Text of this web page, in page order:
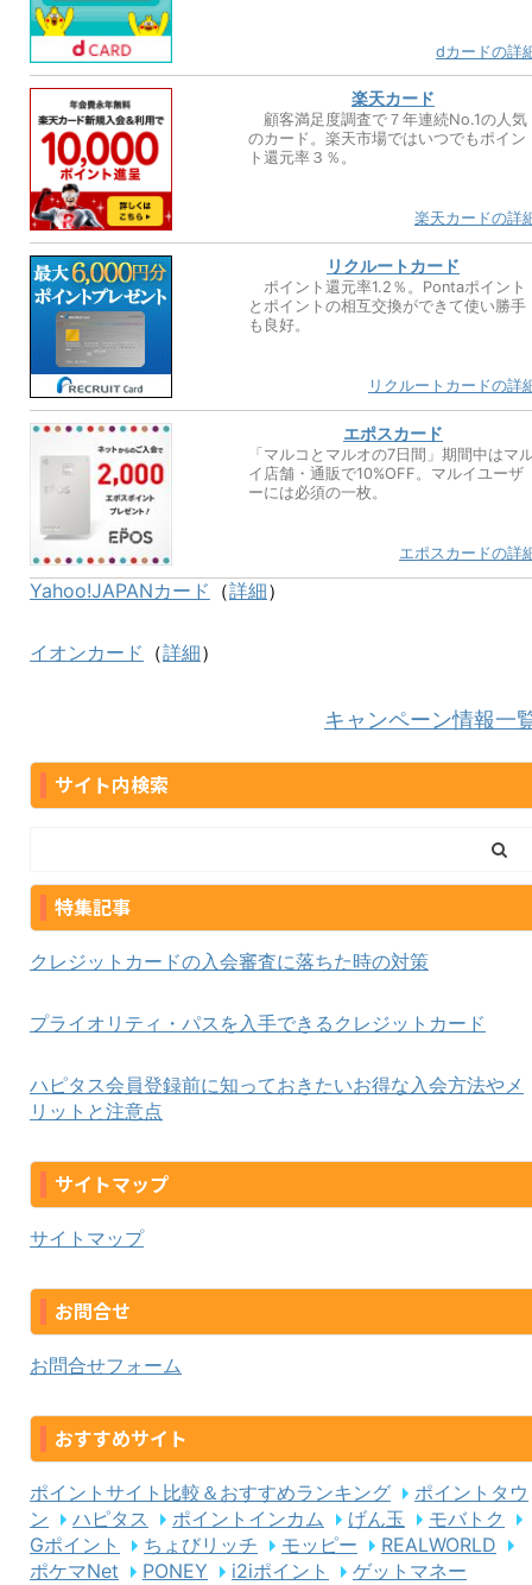
dカードの詳
楽天カード
顧客満足度調査で７年連続No.1の人気
のカード。楽天市場ではいつでもポイン
ト還元率３％。
楽天カードの詳
リクルートカード
ポイント還元率1.2％。Pontaポイント
とポイントの相互交換ができて使い勝手
も良好。
リクルートカードの詳
エポスカード
「マルコとマルオの7日間」期間中はマ
イ店舗・通販で10%OFF。マルイユーザ
ーには必須の一枚。
エポスカードの詳
Yahoo!JAPANカード （詳細）
イオンカード （詳細）
キャンペーン情報一
サイト内検索
特集記事
クレジットカードの入会審査に落ちた時の対策
プライオリティ・パスを入手できるクレジットカード
ハピタス会員登録前に知っておきたいお得な入会方法やメ
リットと注意点
サイトマップ
サイトマップ
お問合せ
お問合せフォーム
おすすめサイト
ポイントサイト比較＆おすすめランキング
ポイントタウ
ン
ハピタス ポイントインカム げん玉
モバトク
Gポイント
ちょびリッチ モッピー
REALWORLD
ポケマNet
PONEY i2iポイント ゲットマネー